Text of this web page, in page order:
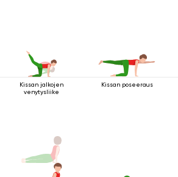
Kissan jalkojen
venytysliike
Kissan poseeraus